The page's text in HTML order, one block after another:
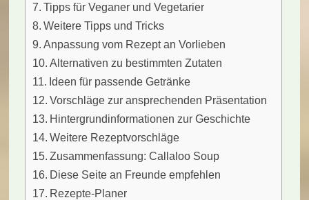
Tipps für Veganer und Vegetarier
Weitere Tipps und Tricks
Anpassung vom Rezept an Vorlieben
Alternativen zu bestimmten Zutaten
Ideen für passende Getränke
Vorschläge zur ansprechenden Präsentation
Hintergrundinformationen zur Geschichte
Weitere Rezeptvorschläge
Zusammenfassung: Callaloo Soup
Diese Seite an Freunde empfehlen
Rezepte-Planer